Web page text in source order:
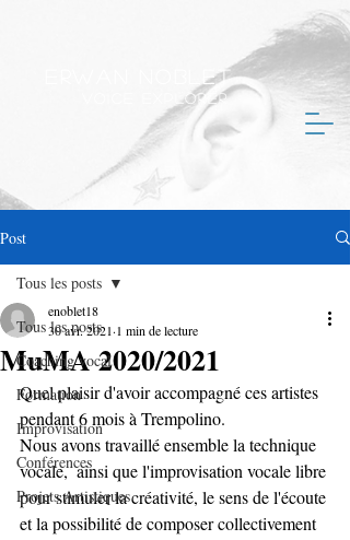
Erwan Noblet
Voice Explorer
Post
Tous les posts
Coaching vocal
Formation
Improvisation
Conférences
Projets Artistiques
Tous les posts
MuMA 2020/2021
enoblet18
30 avr. 2021 1 min de lecture
Quel plaisir d'avoir accompagné ces artistes
pendant 6 mois à Trempolino.
Nous avons travaillé ensemble la technique
vocale,  ainsi que l'improvisation vocale libre
pour stimuler la créativité, le sens de l'écoute
et la possibilité de composer collectivement